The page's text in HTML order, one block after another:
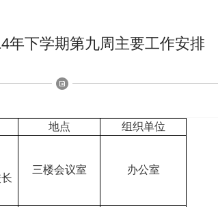
年下学期第九周主要工作安排
地点 组织单位
三楼会议室 办公室